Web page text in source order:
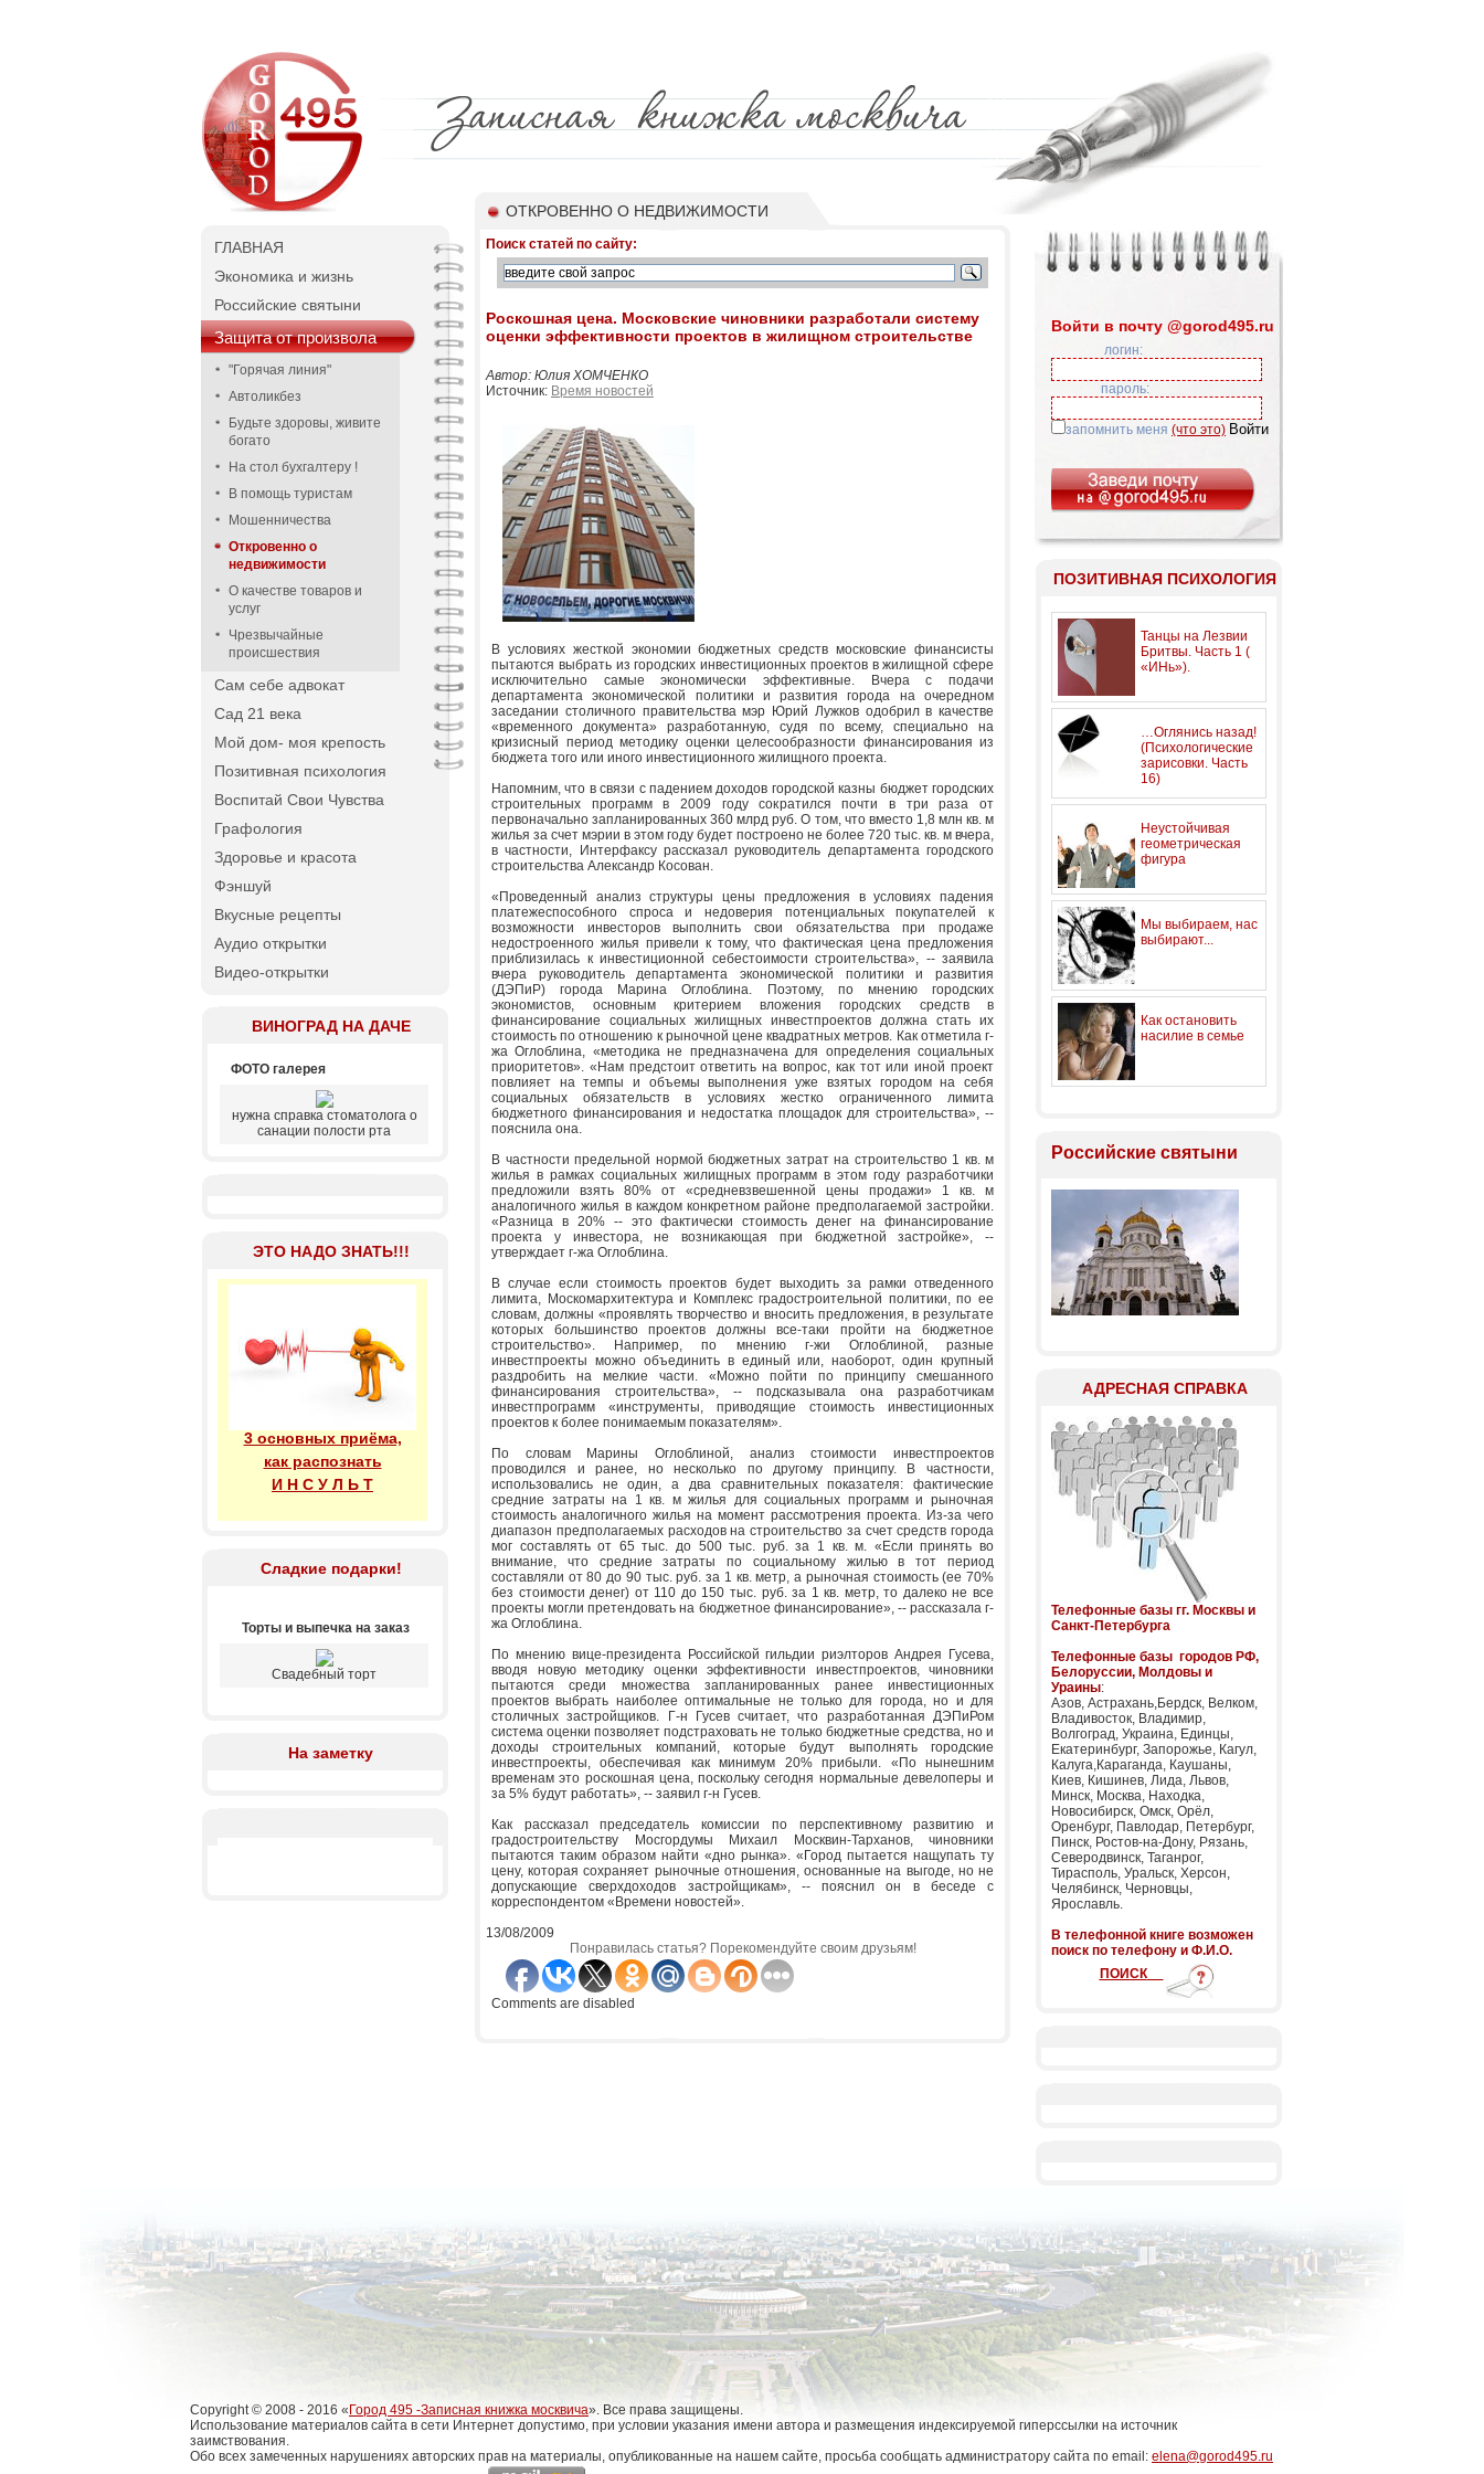
ГЛАВНАЯ
Экономика и жизнь
Российские святыни
Защита от произвола
"Горячая линия"
Автоликбез
Будьте здоровы, живите
богато
На стол бухгалтеру !
В помощь туристам
Мошенничества
Откровенно о
недвижимости
О качестве товаров и
услуг
Чрезвычайные
происшествия
Сам себе адвокат
Сад 21 века
Мой дом- моя крепость
Позитивная психология
Воспитай Свои Чувства
Графология
Здоровье и красота
Фэншуй
Вкусные рецепты
Аудио открытки
Видео-открытки
ВИНОГРАД НА ДАЧЕ
ФОТО галерея
нужна справка стоматолога о
санации полости рта
ЭТО НАДО ЗНАТЬ!!!
3 основных приёма,
как распознать
И Н С У Л Ь Т
Сладкие подарки!
Торты и выпечка на заказ
Свадебный торт
На заметку
ОТКРОВЕННО О НЕДВИЖИМОСТИ
Поиск статей по сайту:
Роскошная цена. Московские чиновники разработали систему
оценки эффективности проектов в жилищном строительстве
Автор: Юлия ХОМЧЕНКО
Источник: Время новостей
В условиях жесткой экономии бюджетных средств московские финансисты
пытаются выбрать из городских инвестиционных проектов в жилищной сфере
исключительно самые экономически эффективные. Вчера с подачи
департамента экономической политики и развития города на очередном
заседании столичного правительства мэр Юрий Лужков одобрил в качестве
«временного документа» разработанную, судя по всему, специально на
кризисный период методику оценки целесообразности финансирования из
бюджета того или иного инвестиционного жилищного проекта.
Напомним, что в связи с падением доходов городской казны бюджет городских
строительных программ в 2009 году сократился почти в три раза от
первоначально запланированных 360 млрд руб. О том, что вместо 1,8 млн кв. м
жилья за счет мэрии в этом году будет построено не более 720 тыс. кв. м вчера,
в частности, Интерфаксу рассказал руководитель департамента городского
строительства Александр Косован.
«Проведенный анализ структуры цены предложения в условиях падения
платежеспособного спроса и недоверия потенциальных покупателей к
возможности инвесторов выполнить свои обязательства при продаже
недостроенного жилья привели к тому, что фактическая цена предложения
приблизилась к инвестиционной себестоимости строительства», -- заявила
вчера руководитель департамента экономической политики и развития
(ДЭПиР) города Марина Оглоблина. Поэтому, по мнению городских
экономистов, основным критерием вложения городских средств в
финансирование социальных жилищных инвестпроектов должна стать их
стоимость по отношению к рыночной цене квадратных метров. Как отметила г-
жа Оглоблина, «методика не предназначена для определения социальных
приоритетов». «Нам предстоит ответить на вопрос, как тот или иной проект
повлияет на темпы и объемы выполнения уже взятых городом на себя
социальных обязательств в условиях жестко ограниченного лимита
бюджетного финансирования и недостатка площадок для строительства», --
пояснила она.
В частности предельной нормой бюджетных затрат на строительство 1 кв. м
жилья в рамках социальных жилищных программ в этом году разработчики
предложили взять 80% от «средневзвешенной цены продажи» 1 кв. м
аналогичного жилья в каждом конкретном районе предполагаемой застройки.
«Разница в 20% -- это фактически стоимость денег на финансирование
проекта у инвестора, не возникающая при бюджетной застройке», --
утверждает г-жа Оглоблина.
В случае если стоимость проектов будет выходить за рамки отведенного
лимита, Москомархитектура и Комплекс градостроительной политики, по ее
словам, должны «проявлять творчество и вносить предложения, в результате
которых большинство проектов должны все-таки пройти на бюджетное
строительство». Например, по мнению г-жи Оглоблиной, разные
инвестпроекты можно объединить в единый или, наоборот, один крупный
раздробить на мелкие части. «Можно пойти по принципу смешанного
финансирования строительства», -- подсказывала она разработчикам
инвестпрограмм «инструменты, приводящие стоимость инвестиционных
проектов к более понимаемым показателям».
По словам Марины Оглоблиной, анализ стоимости инвестпроектов
проводился и ранее, но несколько по другому принципу. В частности,
использовались не один, а два сравнительных показателя: фактические
средние затраты на 1 кв. м жилья для социальных программ и рыночная
стоимость аналогичного жилья на момент рассмотрения проекта. Из-за чего
диапазон предполагаемых расходов на строительство за счет средств города
мог составлять от 65 тыс. до 500 тыс. руб. за 1 кв. м. «Если принять во
внимание, что средние затраты по социальному жилью в тот период
составляли от 80 до 90 тыс. руб. за 1 кв. метр, а рыночная стоимость (ее 70%
без стоимости денег) от 110 до 150 тыс. руб. за 1 кв. метр, то далеко не все
проекты могли претендовать на бюджетное финансирование», -- рассказала г-
жа Оглоблина.
По мнению вице-президента Российской гильдии риэлторов Андрея Гусева,
вводя новую методику оценки эффективности инвестпроектов, чиновники
пытаются среди множества запланированных ранее инвестиционных
проектов выбрать наиболее оптимальные не только для города, но и для
столичных застройщиков. Г-н Гусев считает, что разработанная ДЭПиРом
система оценки позволяет подстраховать не только бюджетные средства, но и
доходы строительных компаний, которые будут выполнять городские
инвестпроекты, обеспечивая как минимум 20% прибыли. «По нынешним
временам это роскошная цена, поскольку сегодня нормальные девелоперы и
за 5% будут работать», -- заявил г-н Гусев.
Как рассказал председатель комиссии по перспективному развитию и
градостроительству Мосгордумы Михаил Москвин-Тарханов, чиновники
пытаются таким образом найти «дно рынка». «Город пытается нащупать ту
цену, которая сохраняет рыночные отношения, основанные на выгоде, но не
допускающие сверхдоходов застройщикам», -- пояснил он в беседе с
корреспондентом «Времени новостей».
13/08/2009
Понравилась статья? Порекомендуйте своим друзьям!
Comments are disabled
Войти в почту @gorod495.ru
логин:
пароль:
запомнить меня (что это)
ПОЗИТИВНАЯ ПСИХОЛОГИЯ
Танцы на Лезвии
Бритвы. Часть 1 (
«ИНь»).
…Оглянись назад!
(Психологические
зарисовки. Часть
16)
Неустойчивая
геометрическая
фигура
Мы выбираем, нас
выбирают...
Как остановить
насилие в семье
Российские святыни
АДРЕСНАЯ СПРАВКА
Телефонные базы гг. Москвы и
Санкт-Петербурга
Телефонные базы городов РФ,
Белоруссии, Молдовы и
Ураины:
Азов, Астрахань,Бердск, Велком,
Владивосток, Владимир,
Волгоград, Украина, Единцы,
Екатеринбург, Запорожье, Кагул,
Калуга,Караганда, Каушаны,
Киев, Кишинев, Лида, Львов,
Минск, Москва, Находка,
Новосибирск, Омск, Орёл,
Оренбург, Павлодар, Петербург,
Пинск, Ростов-на-Дону, Рязань,
Северодвинск, Таганрог,
Тирасполь, Уральск, Херсон,
Челябинск, Черновцы,
Ярославль.
В телефонной книге возможен
поиск по телефону и Ф.И.О.
ПОИСК
Copyright © 2008 - 2016 « Город 495 -Записная книжка москвича». Все права защищены.
Использование материалов сайта в сети Интернет допустимо, при условии указания имени автора и размещения индексируемой гиперссылки на источник
заимствования.
Обо всех замеченных нарушениях авторских прав на материалы, опубликованные на нашем сайте, просьба сообщать администратору сайта по email: elena@gorod495.ru